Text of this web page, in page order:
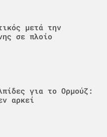
μετά την
σε πλοίο
για το Ορμούζ:
αρκεί